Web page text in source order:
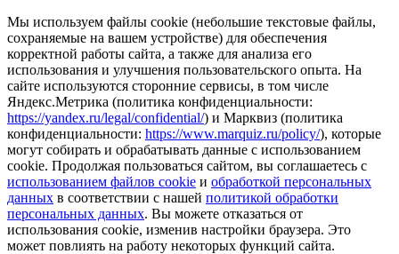
Мы используем файлы cookie (небольшие текстовые файлы,
сохраняемые на вашем устройстве) для обеспечения
корректной работы сайта, а также для анализа его
использования и улучшения пользовательского опыта. На
сайте используются сторонние сервисы, в том числе
Яндекс.Метрика (политика конфиденциальности:
https://yandex.ru/legal/confidential/) и Марквиз (политика
конфиденциальности: https://www.marquiz.ru/policy/), которые
могут собирать и обрабатывать данные с использованием
cookie. Продолжая пользоваться сайтом, вы соглашаетесь с
использованием файлов cookie и обработкой персональных
данных в соответствии с нашей политикой обработки
персональных данных. Вы можете отказаться от
использования cookie, изменив настройки браузера. Это
может повлиять на работу некоторых функций сайта.